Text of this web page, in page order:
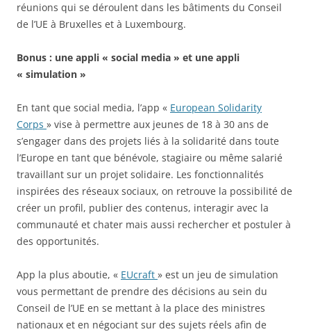
réunions qui se déroulent dans les bâtiments du Conseil
de l’UE à Bruxelles et à Luxembourg.
Bonus : une appli « social media » et une appli
« simulation »
En tant que social media, l’app « European Solidarity
Corps » vise à permettre aux jeunes de 18 à 30 ans de
s’engager dans des projets liés à la solidarité dans toute
l’Europe en tant que bénévole, stagiaire ou même salarié
travaillant sur un projet solidaire. Les fonctionnalités
inspirées des réseaux sociaux, on retrouve la possibilité de
créer un profil, publier des contenus, interagir avec la
communauté et chater mais aussi rechercher et postuler à
des opportunités.
App la plus aboutie, « EUcraft » est un jeu de simulation
vous permettant de prendre des décisions au sein du
Conseil de l’UE en se mettant à la place des ministres
nationaux et en négociant sur des sujets réels afin de